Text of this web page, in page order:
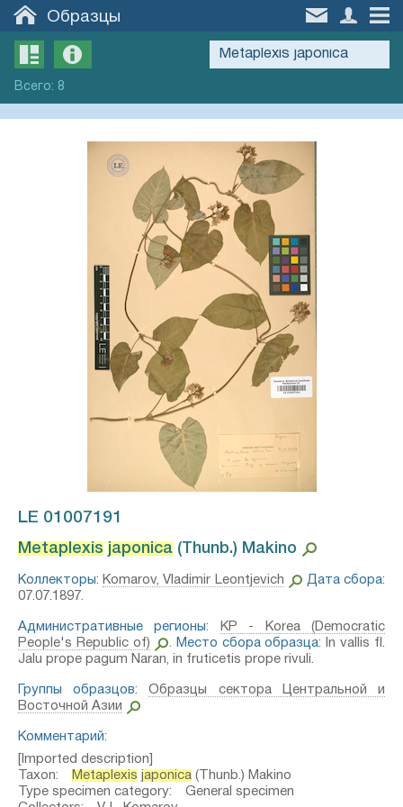
Образцы
Всего: 8
LE 01007191
Metaplexis japonica (Thunb.) Makino⁣
Коллекторы: Komarov, Vladimir Leontjevich
Дата сбора:
07.07.1897.
Административные регионы:
KP - Korea (Democratic
People's Republic of)
. Место сбора образца: In vallis fl.
Jalu prope pagum Naran, in fruticetis prope rivuli.
Группы образцов:
Образцы сектора Центральной и
Восточной Азии
Комментарий:
[Imported description]
Taxon:
Metaplexis japonica (Thunb.) Makino
Type specimen category: General specimen